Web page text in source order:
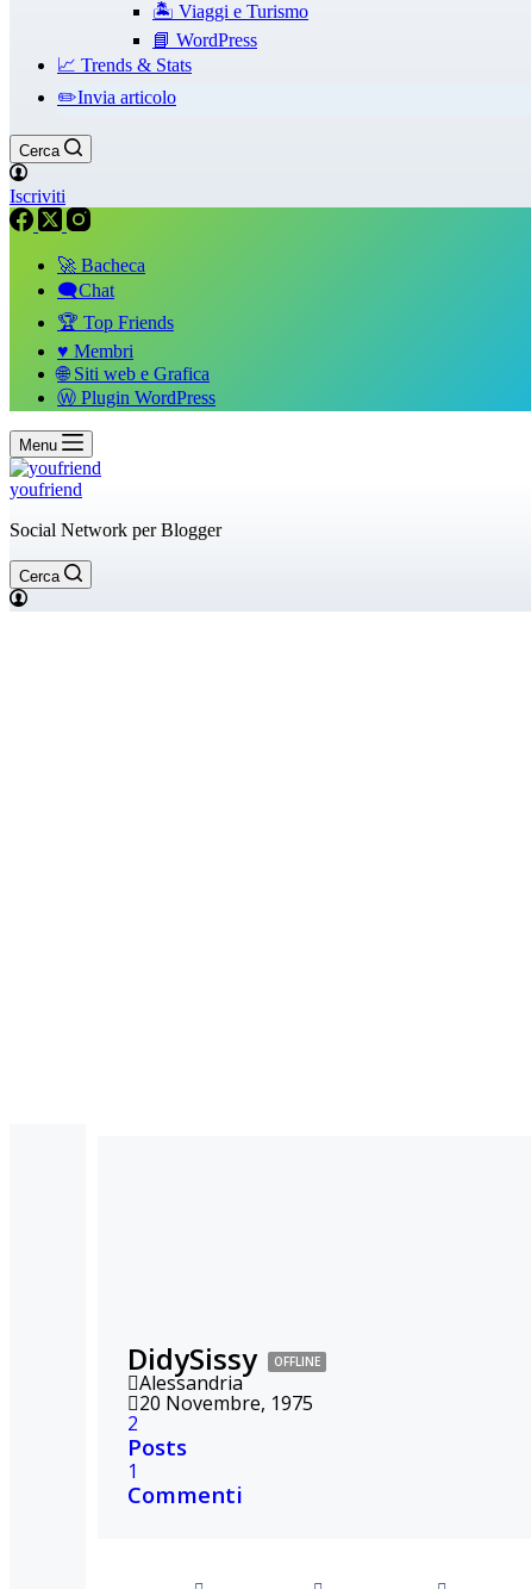
🏝️ Viaggi e Turismo
📘 WordPress
📈 Trends & Stats
✏️Invia articolo
Cerca
Iscriviti
🚀 Bacheca
🗨️Chat
🏆 Top Friends
♥️ Membri
🌐 Siti web e Grafica
Ⓦ Plugin WordPress
Menu
youfriend
Social Network per Blogger
Cerca
DidySissy OFFLINE
Alessandria
20 Novembre, 1975
2
Posts
1
Commenti